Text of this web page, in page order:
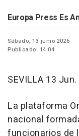
Europa Press Es
Sábado, 13 junio 2026
Publicado: 14:04
SEVILLA 13 Jun.
La plataforma
nacional